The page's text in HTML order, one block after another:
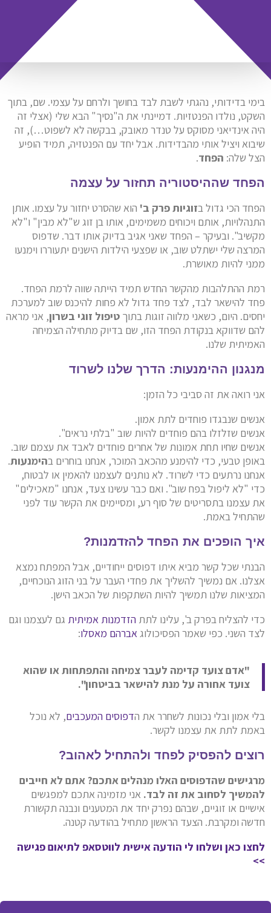
בימי בדידותי, נהגתי לשבת לבד בחושך ולרחם על עצמי. שם, בתוך
השקט, נולדו הפנטזיות. דמיינתי את ה"נסיך" הבא שלי (אצלי זה
היה אינדיאני מסוקס על טנדר מאובק, בבקשה לא לשפוט…), זה
שיבוא ויציל אותי מהבדידות. אבל יחד עם הפנטזיה, תמיד הופיע
הצל שלה: הפחד.
הפחד שההיסטוריה תחזור על עצמה
הפחד הכי גדול בזוגיות פרק ב' הוא שהסרט יחזור על עצמו. אותן
התנהלויות, אותם ויכוחים משמימים, אותו בן זוג ש"לא מבין" ו"לא
מקשיב". ובעיקר – הפחד שאני אגיב בדיוק אותו דבר. שדפוס
המרצה שלי ישתלט שוב, או שפצעי הילדות הישנים יתעוררו וימנעו
ממני להיות מאושרת.
רמת ההתלהבות מהקשר החדש תמיד הייתה שווה לרמת הפחד.
פחד להישאר לבד, לצד פחד גדול לא פחות להיכנס שוב למערכת
יחסים. היום, כשאני מלווה זוגות בתוך טיפול זוגי בשרון, אני מראה
להם שדווקא בנקודת הפחד הזו, שם בדיוק מתחילה הצמיחה
האמיתית שלנו.
מנגנון ההימנעות: הדרך שלנו לשרוד
אני רואה את זה סביבי כל הזמן:
אנשים שנבגדו פוחדים לתת אמון.
אנשים שזלזלו בהם פוחדים להיות שוב "בלתי נראים".
אנשים שחיו תחת אמונות של אחרים פוחדים לאבד את עצמם שוב.
באופן טבעי, כדי להימנע מהכאב המוכר, אנחנו בוחרים בהימנעות.
אנחנו נרתעים כדי לשרוד. לא נותנים לעצמנו להאמין או לבטוח,
כדי "לא ליפול בפח שוב". ואם כבר עשינו צעד, אנחנו "מאכילים"
את עצמנו בתסריטים של סוף רע, ומסיימים את הקשר עוד לפני
שהתחיל באמת.
איך הופכים את הפחד להזדמנות?
הבנתי שכל קשר מביא איתו דפוסים ייחודיים, אבל המפתח נמצא
אצלנו. אם נמשיך להשליך את פחדי העבר על בני הזוג הנוכחיים,
המציאות שלנו תמשיך להיות השתקפות של הכאב הישן.
כדי להצליח בפרק ב', עלינו לתת הזדמנות אמיתית גם לעצמנו וגם
לצד השני. כפי שאמר הפסיכולוגאברהם מאסלו:
"אדם צועד קדימה לעבר צמיחה והתפתחות או שהוא
צועד אחורה על מנת להישאר בביטחון".
בלי אמון ובלי נכונות לשחרר את הדפוסים המעכבים, לא נוכל
באמת לתת את עצמנו לקשר.
רוצים להפסיק לפחד ולהתחיל לאהוב?
מרגישים שהדפוסים האלו מנהלים אתכם? אתם לא חייבים
להמשיך לסחוב את זה לבד. אני מזמינה אתכם למפגשים
אישיים או זוגיים, שבהם נפרק יחד את המטענים ונבנה תקשורת
חדשה ומקרבת. הצעד הראשון מתחיל בהודעה קטנה.
לחצו כאן ושלחו לי הודעה אישית לווטסאפ לתיאום פגישה
>>